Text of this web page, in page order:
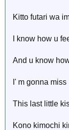
Kitto futari wa
I know how u
And u know
I' m gonna miss
This last little
Kono kimochi